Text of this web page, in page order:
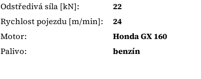
Odstředivá síla [kN]:
22
Rychlost pojezdu [m/min]:
24
Motor:
Honda GX 160
Palivo: benzín